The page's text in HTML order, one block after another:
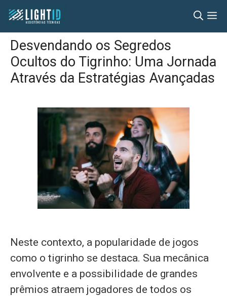
Pular
para
conteúdo
Desvendando os Segredos
Ocultos do Tigrinho: Uma Jornada
Através da Estratégias Avançadas
Neste contexto, a popularidade de jogos
como o tigrinho se destaca. Sua mecânica
envolvente e a possibilidade de grandes
prêmios atraem jogadores de todos os